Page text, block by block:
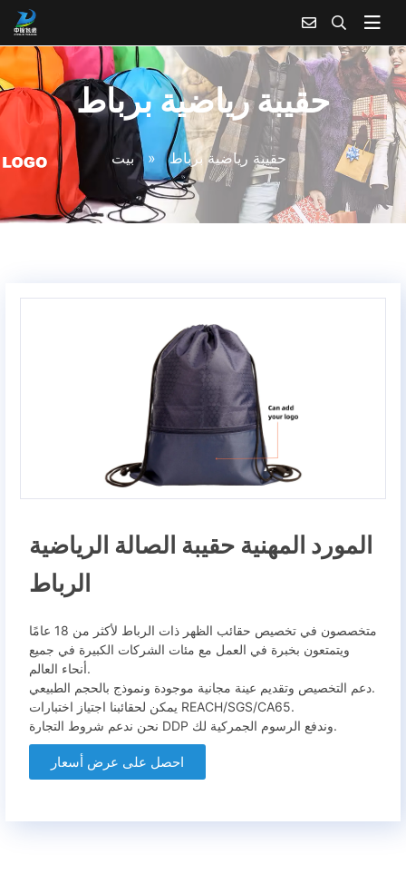
حقيبة رياضية برباط
بيت » حقيبة رياضية برباط
المورد المهنية حقيبة الصالة الرياضية
الرباط
متخصصون في تخصيص حقائب الظهر ذات الرباط لأكثر من 18 عامًا
ويتمتعون بخبرة في العمل مع مئات الشركات الكبيرة في جميع
أنحاء العالم.
دعم التخصيص وتقديم عينة مجانية موجودة ونموذج بالحجم الطبيعي.
يمكن لحقائبنا اجتياز اختبارات REACH/SGS/CA65.
نحن ندعم شروط التجارة DDP وندفع الرسوم الجمركية لك.
احصل على عرض أسعار